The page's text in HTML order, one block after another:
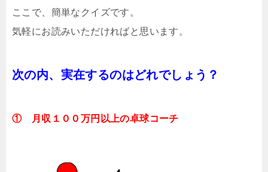
ここで、簡単なクイズです。
気軽にお読みいただければと思います。
次の内、実在するのはどれでしょう？
① 月収１００万円以上の卓球コーチ